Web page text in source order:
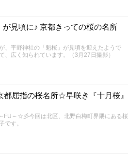
が見頃に♪ 京都きっての桜の名所
、平野神社の「魁桜」が見頃を迎えたようで
広く知られています。（3月27日撮影）
都屈指の桜名所☆早咲き『十月桜』
FU～☆彡今回は北区、北野白梅町界隈にある桜
です。